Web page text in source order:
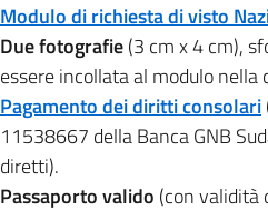
Modulo di richiesta di visto
Due fotografie(3 cm x 4 cm),
essere incollata al modulo nella
Pagamento dei diritti consolari
11538667 della Banca GNB
diretti).
Passaporto valido (con validità